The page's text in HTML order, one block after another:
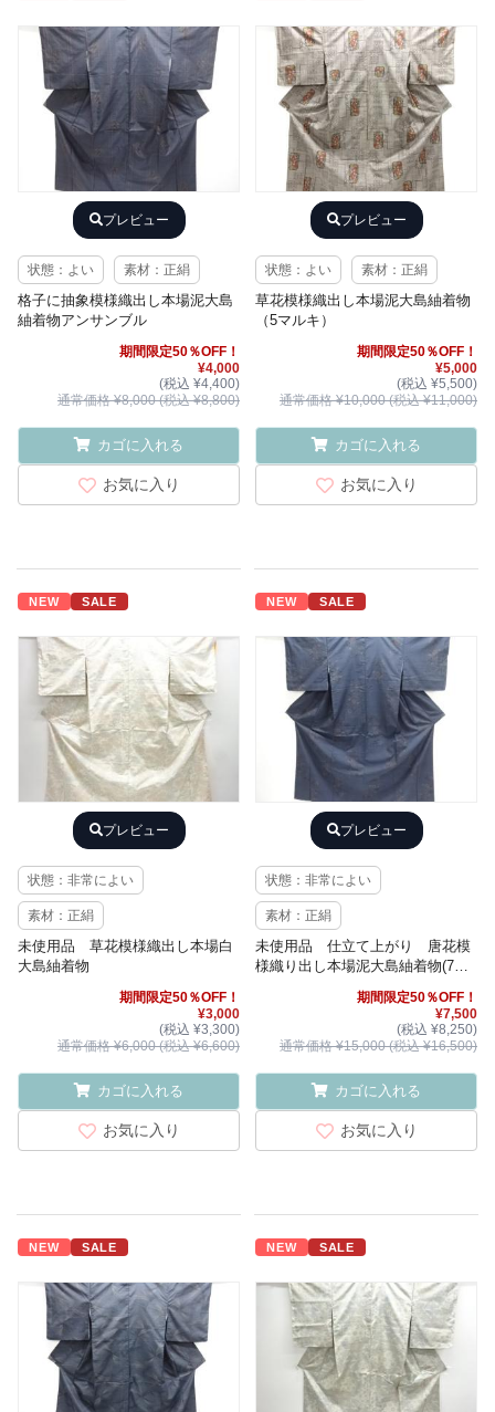
プレビュー
状態：よい 素材：正絹
格子に抽象模様織出し本場泥大島
紬着物アンサンブル
期間限定50％OFF！
¥4,000
(税込 ¥4,400)
通常価格 ¥8,000 (税込 ¥8,800)
カゴに入れる
お気に入り
プレビュー
状態：よい 素材：正絹
草花模様織出し本場泥大島紬着物
（5マルキ）
期間限定50％OFF！
¥5,000
(税込 ¥5,500)
通常価格 ¥10,000 (税込 ¥11,000)
カゴに入れる
お気に入り
NEW SALE
プレビュー
状態：非常によい
素材：正絹
未使用品 草花模様織出し本場白
大島紬着物
期間限定50％OFF！
¥3,000
(税込 ¥3,300)
通常価格 ¥6,000 (税込 ¥6,600)
カゴに入れる
お気に入り
NEW SALE
プレビュー
状態：非常によい
素材：正絹
未使用品 仕立て上がり 唐花模
様織り出し本場泥大島紬着物(7マ
期間限定50％OFF！
¥7,500
(税込 ¥8,250)
通常価格 ¥15,000 (税込 ¥16,500)
カゴに入れる
お気に入り
NEW SALE NEW SALE